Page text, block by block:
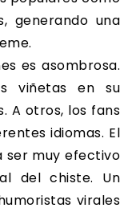
generando una
es asombrosa.
viñetas en su
A otros, los fans
idiomas. El
ser muy efectivo
del chiste. Un
virales